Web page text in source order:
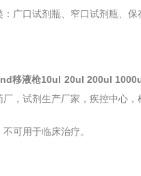
：广口试剂瓶、窄口试剂瓶、
移液枪10ul 20ul 200ul
厂，试剂生产厂家，疾控中心，
可用于临床治疗。